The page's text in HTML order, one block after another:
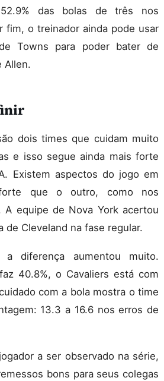
das bolas de três nos
fim, o treinador ainda pode usar
Towns para poder bater de
Allen.
dois times que cuidam muito
e isso segue ainda mais forte
Existem aspectos do jogo em
que o outro, como nos
A equipe de Nova York acertou
de Cleveland na fase regular.
a diferença aumentou muito.
40.8%, o Cavaliers está com
com a bola mostra o time
13.3 a 16.6 nos erros de
a ser observado na série,
bons para seus colegas